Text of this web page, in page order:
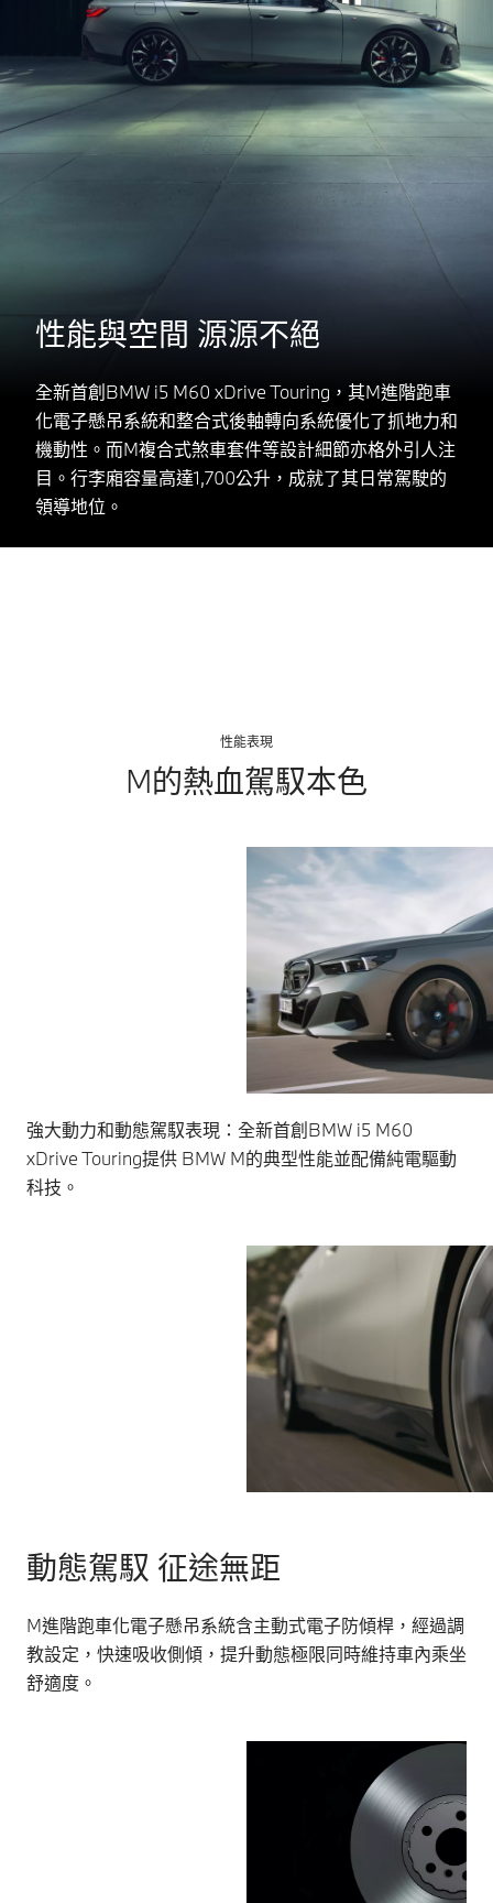
性能與空間 源源不絕
全新首創BMW i5 M60 xDrive Touring，其M進階跑車
化電子懸吊系統和整合式後軸轉向系統優化了抓地力和
機動性。而M複合式煞車套件等設計細節亦格外引人注
目。行李廂容量高達1,700公升，成就了其日常駕駛的
領導地位。
性能表現
M的熱血駕馭本色
強大動力和動態駕馭表現：全新首創BMW i5 M60
xDrive Touring提供 BMW M的典型性能並配備純電驅動
科技。
動態駕馭 征途無距
M進階跑車化電子懸吊系統含主動式電子防傾桿，經過調
教設定，快速吸收側傾，提升動態極限同時維持車內乘坐
舒適度。